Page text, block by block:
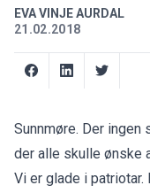
EVA VINJE AURDAL
21.02.2018
Sunnmøre. Der ingen
der alle skulle ønske
Vi er glade i